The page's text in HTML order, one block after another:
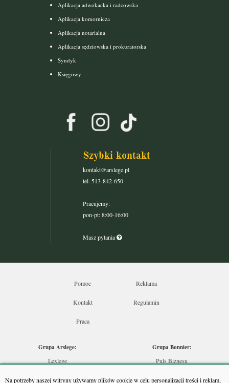
Na potrzeby naszej witryny używamy plików cookie w celu personalizacji treści i reklam,
Aplikacja adwokacka i radcowska
Aplikacja komornicza
Aplikacja notarialna
Aplikacja sędziowska i prokuratorska
Syndyk
Księgowy
Szybki kontakt
kontakt@arslege.pl
tel. 513-842-650
Pracujemy:
pon-pt: 8:00-16:00
Masz pytania
Pomoc Reklama
Kontakt Regulamin
Praca
Grupa Arslege:
Lexlege
Grupa Bonnier:
Puls Biznesu